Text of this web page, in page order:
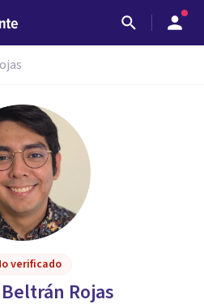
verificado
Rojas